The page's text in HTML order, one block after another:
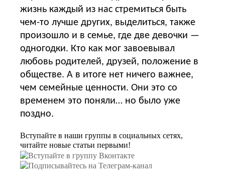
жизнь каждый из нас стремиться быть
чем-то лучше других, выделиться, также
произошло и в семье, где две девочки —
одногодки. Кто как мог завоевывал
любовь родителей, друзей, положение в
обществе. А в итоге нет ничего важнее,
чем семейные ценности. Они это со
временем это поняли… но было уже
поздно.
Вступайте в наши группы в социальных сетях,
читайте новые статьи первыми!